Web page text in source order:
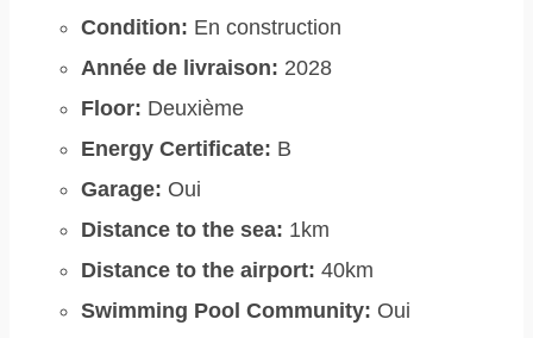
Condition: En construction
Année de livraison: 2028
Floor: Deuxième
Energy Certificate: B
Garage: Oui
Distance to the sea: 1km
Distance to the airport: 40km
Swimming Pool Community: Oui